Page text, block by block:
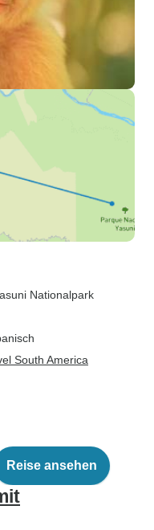
Nationalpark
South America
Reise ansehen